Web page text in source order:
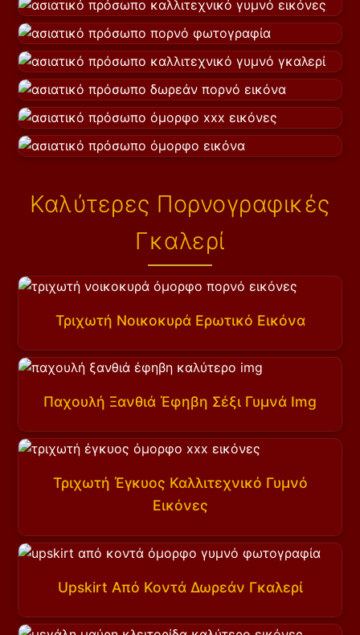
Καλύτερες Πορνογραφικές
Γκαλερί
Τριχωτή Νοικοκυρά Ερωτικό Εικόνα
Παχουλή Ξανθιά Έφηβη Σέξι Γυμνά Img
Τριχωτή Έγκυος Καλλιτεχνικό Γυμνό
Εικόνες
Upskirt Από Κοντά Δωρεάν Γκαλερί